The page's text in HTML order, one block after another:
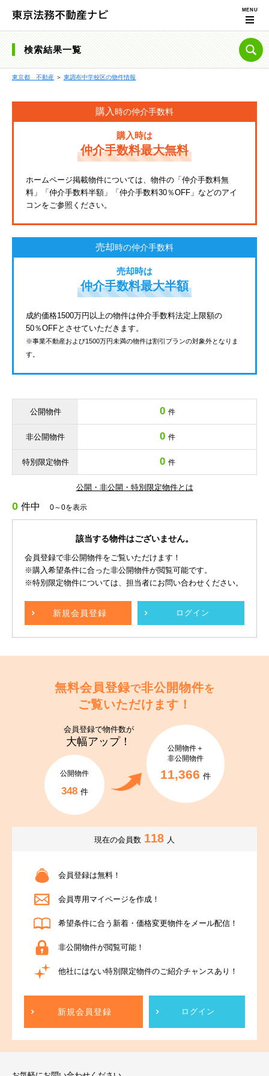
検索結果一覧
東京都 不動産 ＞ 東調布中学校区の物件情報
購入時の仲介手数料
購入時は
仲介手数料最大無料
ホームページ掲載物件については、物件の「仲介手数料無
料」「仲介手数料半額」「仲介手数料30％OFF」などのアイ
コンをご参照ください。
売却時の仲介手数料
売却時は
仲介手数料最大半額
成約価格1500万円以上の物件は仲介手数料法定上限額の
50％OFFとさせていただきます。
※事業不動産および1500万円未満の物件は割引プランの対象外となりま
す。
公開物件 0 件
非公開物件 0 件
特別限定物件 0 件
公開・非公開・特別限定物件とは
0 件中 0～0を表示
該当する物件はございません。
会員登録で非公開物件をご覧いただけます！
※購入希望条件に合った非公開物件が閲覧可能です。
※特別限定物件については、担当者にお問い合わせください。
新規会員登録 ログイン
無料会員登録で非公開物件を
ご覧いただけます！
会員登録で物件数が
大幅アップ！
公開物件
348 件
公開物件＋
非公開物件
11,366 件
現在の会員数 118 人
会員登録は無料！
会員専用マイページを作成！
希望条件に合う新着・価格変更物件をメール配信！
非公開物件が閲覧可能！
他社にはない特別限定物件のご紹介チャンスあり！
新規会員登録 ログイン